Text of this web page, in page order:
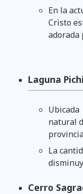
En la
Cristo
adorada
Laguna
Ubicada
natural
La
Cerro